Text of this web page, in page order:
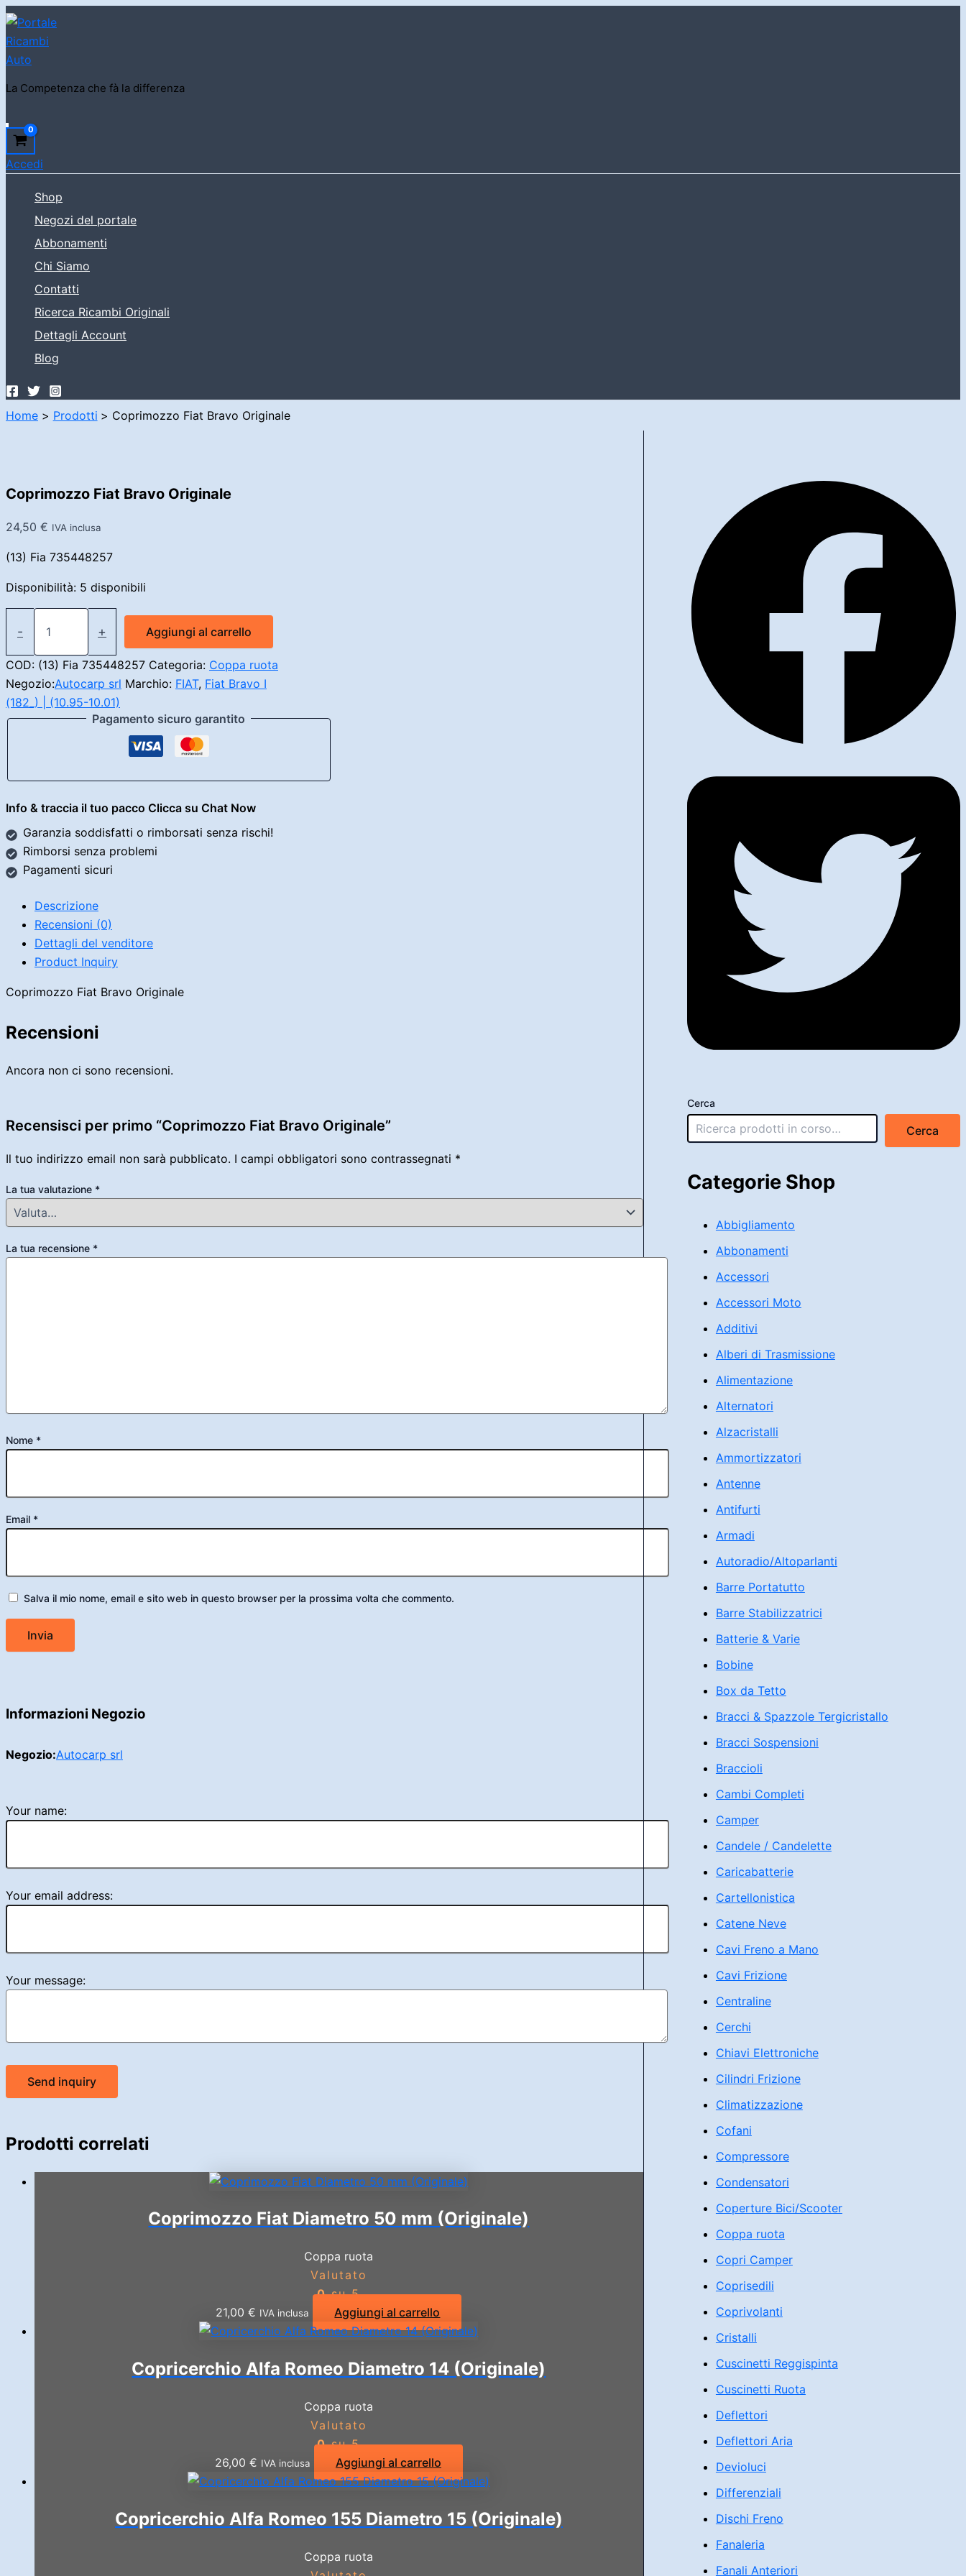
Vai
al
contenuto
La Competenza che fà la differenza
Accedi
Shop
Negozi del portale
Abbonamenti
Chi Siamo
Contatti
Ricerca Ricambi Originali
Dettagli Account
Blog
Home Prodotti Coprimozzo Fiat Bravo Originale
Coprimozzo Fiat Bravo Originale
24,50 € IVA inclusa
(13) Fia 735448257
Disponibilità: 5 disponibili
-
Coprimozzo
Fiat
Originale
quantità
+ Aggiungi al carrello
COD: (13) Fia 735448257 Categoria: Coppa ruota
Negozio:Autocarp srl Marchio: FIAT, Fiat Bravo I
(182_) | (10.95-10.01)
Pagamento sicuro garantito
Info & traccia il tuo pacco Clicca su Chat Now
Garanzia soddisfatti o rimborsati senza rischi!
Rimborsi senza problemi
Pagamenti sicuri
Descrizione
Recensioni (0)
Dettagli del venditore
Product Inquiry
Coprimozzo Fiat Bravo Originale
Recensioni
Ancora non ci sono recensioni.
Recensisci per primo “Coprimozzo Fiat Bravo Originale”
Il tuo indirizzo email non sarà pubblicato. I campi obbligatori sono contrassegnati *
La tua valutazione *
La tua recensione *
Nome *
Email *
Salva il mio nome, email e sito web in questo browser per la prossima volta che commento.
Informazioni Negozio
Negozio:Autocarp srl
Your name:
Your email address:
Your message:
Send inquiry
Prodotti correlati
Coprimozzo Fiat Diametro 50 mm (Originale)
Coppa ruota
Valutato
0su 5
21,00€ IVA inclusa Aggiungi al carrello
Copricerchio Alfa Romeo Diametro 14 (Originale)
Coppa ruota
Valutato
0su 5
26,00 € IVA inclusa Aggiungi al carrello
Copricerchio Alfa Romeo 155 Diametro 15 (Originale)
Coppa ruota
Cerca
Cerca
Categorie Shop
Abbigliamento
Abbonamenti
Accessori
Accessori Moto
Additivi
Alberi di Trasmissione
Alimentazione
Alternatori
Alzacristalli
Ammortizzatori
Antenne
Antifurti
Armadi
Autoradio/Altoparlanti
Barre Portatutto
Barre Stabilizzatrici
Batterie & Varie
Bobine
Box da Tetto
Bracci & Spazzole Tergicristallo
Bracci Sospensioni
Braccioli
Cambi Completi
Camper
Candele / Candelette
Caricabatterie
Cartellonistica
Catene Neve
Cavi Freno a Mano
Cavi Frizione
Centraline
Cerchi
Chiavi Elettroniche
Cilindri Frizione
Climatizzazione
Cofani
Compressore
Condensatori
Coperture Bici/Scooter
Coppa ruota
Copri Camper
Coprisedili
Coprivolanti
Cristalli
Cuscinetti Reggispinta
Cuscinetti Ruota
Deflettori
Deflettori Aria
Devioluci
Differenziali
Dischi Freno
Fanaleria
Fanali Anteriori